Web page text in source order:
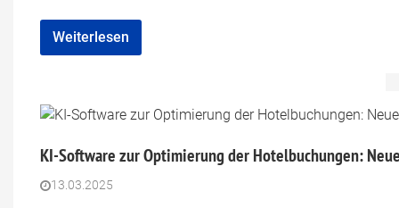
Weiterlesen
KI-Software zur Optimierung der Hotelbuchungen:
13.03.2025